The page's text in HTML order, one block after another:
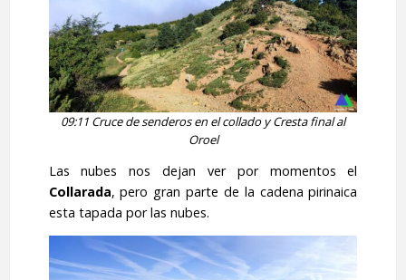
09:11 Cruce de senderos en el collado y Cresta final al
Oroel
Las nubes nos dejan ver por momentos el
Collarada, pero gran parte de la cadena pirinaica
esta tapada por las nubes.